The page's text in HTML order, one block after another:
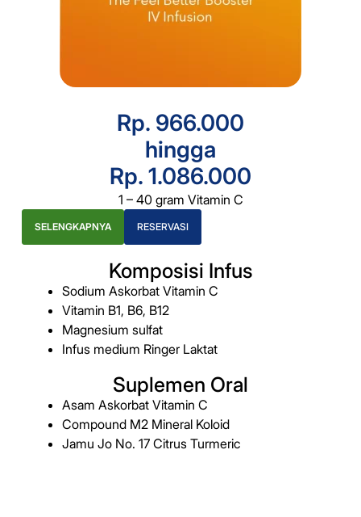
Rp. 966.000
hingga
Rp. 1.086.000
1 – 40 gram Vitamin C
SELENGKAPNYA RESERVASI
Komposisi Infus
Sodium Askorbat Vitamin C
Vitamin B1, B6, B12
Magnesium sulfat
Infus medium Ringer Laktat
Suplemen Oral
Asam Askorbat Vitamin C
Compound M2 Mineral Koloid
Jamu Jo No. 17 Citrus Turmeric